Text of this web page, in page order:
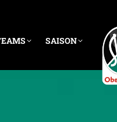
SAISON